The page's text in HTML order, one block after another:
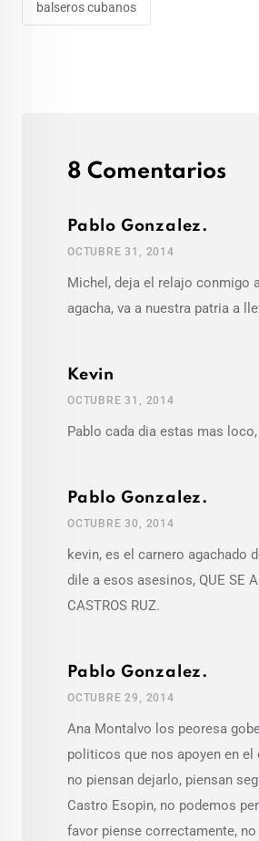
balseros cubanos
8 Comentarios
Pablo Gonzalez.
OCTUBRE 31, 2014
Michel, deja el relajo conmigo
agacha, va a nuestra patria a
Kevin
OCTUBRE 31, 2014
Pablo cada dia estas mas
Pablo Gonzalez.
OCTUBRE 30, 2014
kevin, es el carnero agachado
dile a esos asesinos, QUE SE
CASTROS RUZ.
Pablo Gonzalez.
OCTUBRE 29, 2014
Ana Montalvo los peoresa
politicos que nos apoyen en el
no piensan dejarlo, piensan
Castro Esopin, no podemos
favor piense correctamente,